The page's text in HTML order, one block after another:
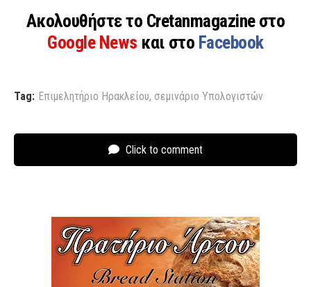
Ακολουθήστε το Cretanmagazine στο
Google News και στο Facebook
Tag: Επιμελητήριο Ηρακλείου, σεμινάριο Υπολογιστών
Click to comment